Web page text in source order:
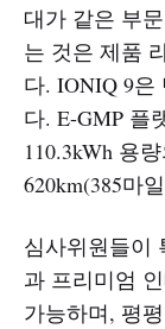
대가 같은 부
는 것은 제품
다. IONIQ 9은
다. E-GMP 플
110.3kWh 용
620km(385마
심사위원들이
과 프리미엄
가능하며, 평